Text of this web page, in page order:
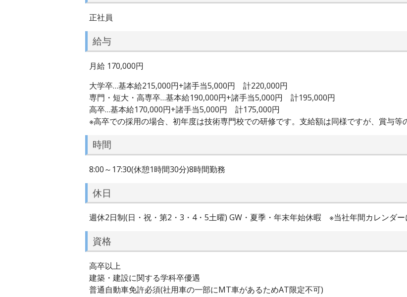
正社員
給与
月給 170,000円
大学卒…基本給215,000円+諸手当5,000円 計220,000円
専門・短大・高専卒…基本給190,000円+諸手当5,000円 計195,000円
高卒…基本給170,000円+諸手当5,000円 計175,000円
※高卒での採用の場合、初年度は技術専門校での研修です。支給額は同様ですが、賞与等
時間
8:00～17:30(休憩1時間30分)8時間勤務
休日
週休2日制(日・祝・第2・3・4・5土曜) GW・夏季・年末年始休暇 ※当社年間カレンダー
資格
高卒以上
建築・建設に関する学科卒優遇
普通自動車免許必須(社用車の一部にMT車があるためAT限定不可)